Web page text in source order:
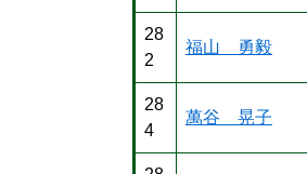
28
2
福山 勇毅
28
4
萬谷 晃子